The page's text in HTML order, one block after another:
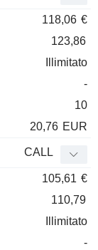
118,06 €
123,86
Illimitato
-
10
20,76 EUR
CALL
105,61 €
110,79
Illimitato
-